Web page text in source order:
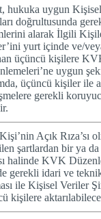
hukuka uygun
doğrultusunda
alarak İlgili
yurt içinde ve/
üçüncü kişilere
uygun
üçüncü kişiler ile
gerekli
Açık Rıza’sı
şartlardan bir ya da
halinde KVK
gerekli idari ve
ile Kişisel Veriler
kişilere